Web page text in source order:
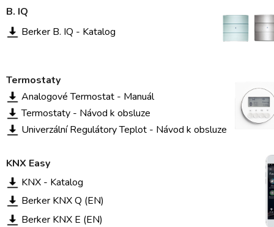
B. IQ
Berker B. IQ - Katalog
Termostaty
Analogové Termostat - Manuál
Termostaty - Návod k obsluze
Univerzální Regulátory Teplot - Návod k obsluze
KNX Easy
KNX - Katalog
Berker KNX Q (EN)
Berker KNX E (EN)